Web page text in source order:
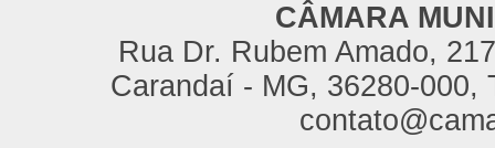
CÂMARA
Rua Dr. Rubem Amado,
Carandaí - MG, 36280-000,